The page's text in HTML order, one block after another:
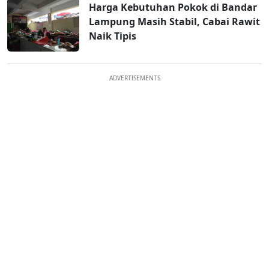
Harga Kebutuhan Pokok di Bandar
Lampung Masih Stabil, Cabai Rawit
Naik Tipis
ADVERTISEMENTS